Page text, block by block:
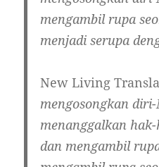
mengambil rupa
menjadi serupa
New Living
mengosongkan
menanggalkan
dan mengambil